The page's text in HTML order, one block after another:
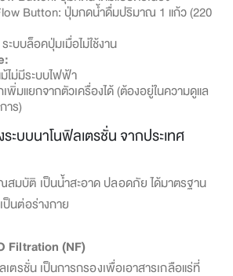
Button: ปุ่มกดน้ำดื่มปริมาณ 1 แก้ว (220
บบล็อคปุ่มเมื่อไม่ใช้งาน
ไม่มีระบบไฟฟ้า
พิ่มแยกจากตัวเครื่องได้ (ต้องอยู่ในความดูแล
าร)
ระบบนาโนฟิลเตรชั่น จากประเทศ
มบัติ เป็นน้ำสะอาด ปลอดภัย ได้มาตรฐาน
ป็นต่อร่างกาย
Filtration (NF)
ตรชั่น เป็นการกรองเพื่อเอาสารเกลือแร่ที่